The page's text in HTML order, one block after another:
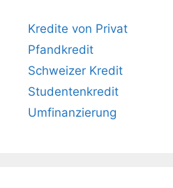
Kredite von Privat
Pfandkredit
Schweizer Kredit
Studentenkredit
Umfinanzierung